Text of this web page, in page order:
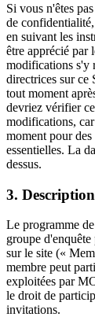
Si vous n'êtes
de
en suivant les
être apprécié par
modifications s'y
directrices sur ce
tout moment
devriez vérifier
modifications,
moment pour
essentielles. La
dessus.
3.
Le programme
groupe
sur le site («
membre peut
exploitées par
le droit de
invitations.